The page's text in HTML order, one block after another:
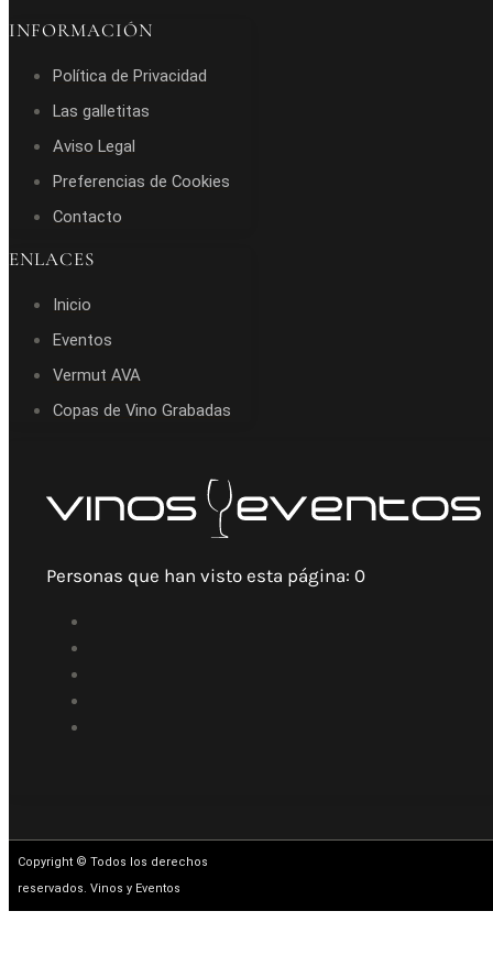
INFORMACIÓN
Política de Privacidad
Las galletitas
Aviso Legal
Preferencias de Cookies
Contacto
ENLACES
Inicio
Eventos
Vermut AVA
Copas de Vino Grabadas
Personas que han visto esta página: 0
Copyright © Todos los derechos
reservados. Vinos y Eventos